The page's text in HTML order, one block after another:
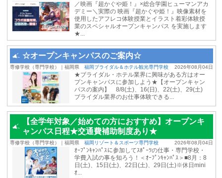
／映画『超かぐや姫！』×総合学園ヒューマンアカ
デミー＼実際の 映画『超かぐや姫！』映像素材を
使用したアフレコ体験授業とイラスト着彩体験授
業のスペシャルオープンキャンパス を実施します
★...
☆オープンキャンパスのご案内☆
2026年08月04日
専修学校（専門学校）｜福岡県 福岡ブライダル＆ホテル観光専門学校
★ブライダル・ホテル業界に興味がある方はオー
プンキャンパスに参加しよう★【オープンキャン
パスの案内】 8/8(土)、16(日)、22(土)、29(土)
ブライダル業界のお仕事体験できる...
【全学年対象／始めての方におすすめ】オープンキ
ャンパス日程★交通費補助制度あり★
2026年08月04日
専修学校（専門学校）｜福岡県 福岡リゾート＆スポーツ専門学校
ｵｰﾌﾟﾝｷｬﾝﾊﾟｽに参加してｽﾎﾟｰﾂの仕事・専門学校・
学費入試の事を知ろう！＜ｵｰﾌﾟﾝｷｬﾝﾊﾟｽ＞■8月：8
日(土)、15日(土)、22日(土)、29日(土)※休日mini
ｵ...